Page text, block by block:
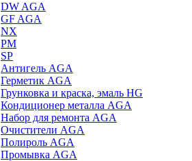
DW AGA
GF AGA
NX
PM
SP
Антигель AGA
Герметик AGA
Грунковка и краска, эмаль HG
Кондиционер металла AGA
Набор для ремонта AGA
Очистители AGA
Полироль AGA
Промывка AGA